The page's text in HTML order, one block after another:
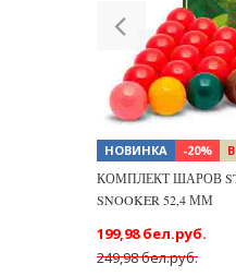
Previous
НОВИНКА -20%
КОМПЛЕКТ ШАРОВ
SNOOKER 52,4 ММ
249,98 бел.руб.
199,98 бел.руб.